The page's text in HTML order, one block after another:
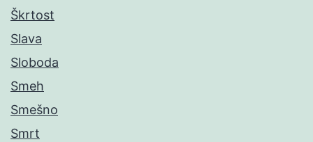
Škrtost
Slava
Sloboda
Smeh
Smešno
Smrt